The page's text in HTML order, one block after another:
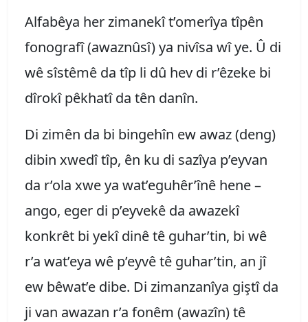
Alfabêya her zimanekî t’omerîya tîpên
fonografî (awaznûsî) ya nivîsa wî ye. Û di
wê sîstêmê da tîp li dû hev di r’êzeke bi
dîrokî pêkhatî da tên danîn.
Di zimên da bi bingehîn ew awaz (deng)
dibin xwedî tîp, ên ku di sazîya p’eyvan
da r’ola xwe ya wat’eguhêr’înê hene –
ango, eger di p’eyvekê da awazekî
konkrêt bi yekî dinê tê guhar’tin, bi wê
r’a wat’eya wê p’eyvê tê guhar’tin, an jî
ew bêwat’e dibe. Di zimanzanîya giştî da
ji van awazan r’a fonêm (awazîn) tê